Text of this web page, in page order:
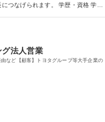
ます。 学歴・資格 学
グ法人営業
など【顧客】トヨタグループ等大手企業の